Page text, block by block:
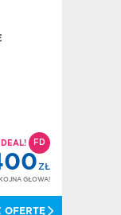
DEAL! FD
ZŁ
GŁOWA!
OFERTĘ